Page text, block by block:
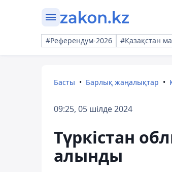
#Референдум-2026 #Қазақстан
Басты Барлық жаңалықтар
09:25, 05 шілде 2024
Түркістан
алынды